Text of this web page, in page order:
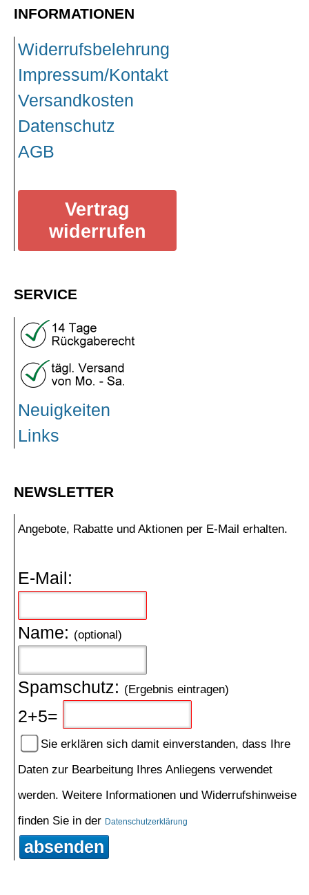
INFORMATIONEN
Widerrufsbelehrung
Impressum/Kontakt
Versandkosten
Datenschutz
AGB
Vertrag
widerrufen
SERVICE
Neuigkeiten
Links
NEWSLETTER
Angebote, Rabatte und Aktionen per E-Mail erhalten.
E-Mail:
Name: (optional)
Spamschutz: (Ergebnis eintragen)
2+5=
Sie erklären sich damit einverstanden, dass Ihre
Daten zur Bearbeitung Ihres Anliegens verwendet
werden. Weitere Informationen und Widerrufshinweise
finden Sie in der Datenschutzerklärung
absenden